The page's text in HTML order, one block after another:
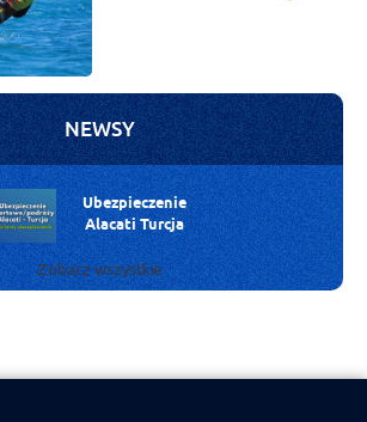
NEWSY
Ubezpieczenie
Alacati Turcja
Zobacz wszystkie